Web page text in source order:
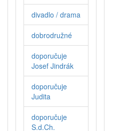
divadlo / drama
dobrodružné
doporučuje
Josef Jindrák
doporučuje
Judita
doporučuje
S.d.Ch.